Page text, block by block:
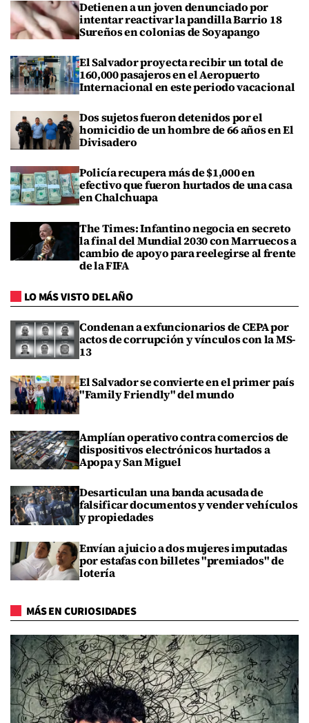
Detienen a un joven denunciado por
intentar reactivar la pandilla Barrio 18
Sureños en colonias de Soyapango
El Salvador proyecta recibir un total de
160,000 pasajeros en el Aeropuerto
Internacional en este periodo vacacional
Dos sujetos fueron detenidos por el
homicidio de un hombre de 66 años en El
Divisadero
Policía recupera más de $1,000 en
efectivo que fueron hurtados de una casa
en Chalchuapa
The Times: Infantino negocia en secreto
la final del Mundial 2030 con Marruecos a
cambio de apoyo para reelegirse al frente
de la FIFA
LO MÁS VISTO DEL AÑO
Condenan a exfuncionarios de CEPA por
actos de corrupción y vínculos con la MS-
13
El Salvador se convierte en el primer país
"Family Friendly" del mundo
Amplían operativo contra comercios de
dispositivos electrónicos hurtados a
Apopa y San Miguel
Desarticulan una banda acusada de
falsificar documentos y vender vehículos
y propiedades
Envían a juicio a dos mujeres imputadas
por estafas con billetes "premiados" de
lotería
MÁS EN CURIOSIDADES